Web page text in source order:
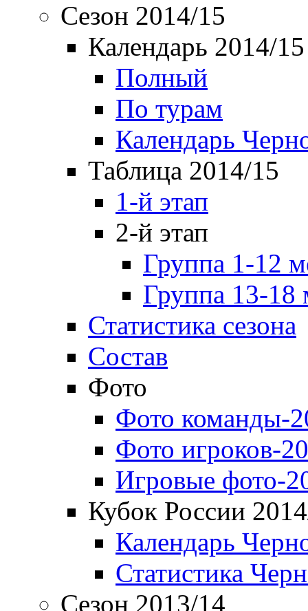
Сезон 2014/15
Календарь 2014/15
Полный
По турам
Календарь
Таблица 2014/15
1-й этап
2-й этап
Группа 1-12
Группа 13-18
Статистика сезона
Состав
Фото
Фото команды-
Фото игроков-
Игровые фото-
Кубок России
Календарь
Статистика
Сезон 2013/14